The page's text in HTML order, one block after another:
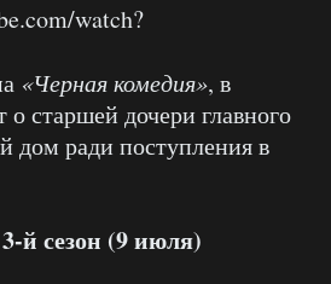
watch?
«Черная комедия», в
о старшей дочери главного
дом ради поступления в
й сезон (9 июля)